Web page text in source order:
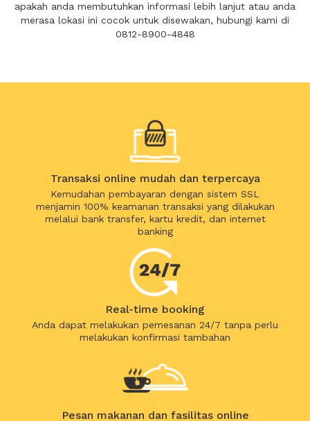
apakah anda membutuhkan informasi lebih lanjut atau anda
merasa lokasi ini cocok untuk disewakan, hubungi kami di
0812-8900-4848
Transaksi online mudah dan terpercaya
Kemudahan pembayaran dengan sistem SSL
menjamin 100% keamanan transaksi yang dilakukan
melalui bank transfer, kartu kredit, dan internet
banking
Real-time booking
Anda dapat melakukan pemesanan 24/7 tanpa perlu
melakukan konfirmasi tambahan
Pesan makanan dan fasilitas online